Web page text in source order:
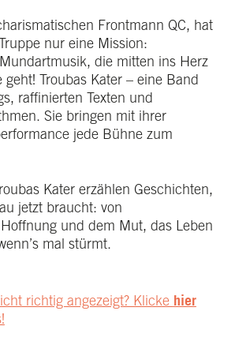
Frontmann QC, hat
nur eine Mission:
die mitten ins Herz
Troubas Kater – eine Band
raffinierten Texten und
Sie bringen mit ihrer
jede Bühne zum
Kater erzählen Geschichten,
jetzt braucht: von
und dem Mut, das Leben
mal stürmt.
richtig angezeigt? Klicke hier